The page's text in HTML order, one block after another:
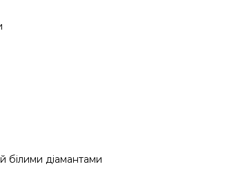
білими діамантами